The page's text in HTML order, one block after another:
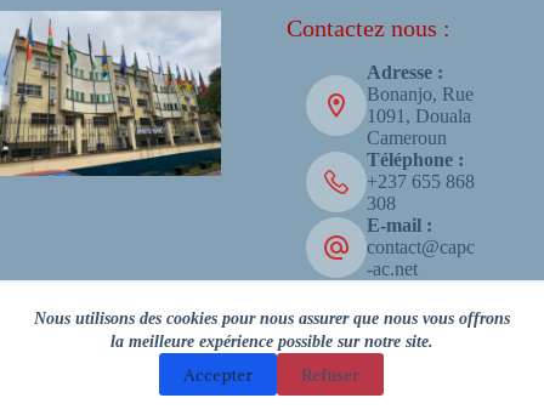
Nous utilisons des cookies pour nous assurer que nous vous offrons
la meilleure expérience possible sur notre site.
Accepter Refuser
Contactez nous :
Adresse :
Bonanjo, Rue
1091, Douala
Cameroun
Téléphone :
+237 655 868
308
E-mail :
contact@capc
-ac.net
Facebook LinkedIn X (Twitter)